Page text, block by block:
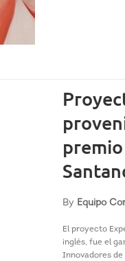
By Equipo
El proyecto
inglés, fue el
Innovadores